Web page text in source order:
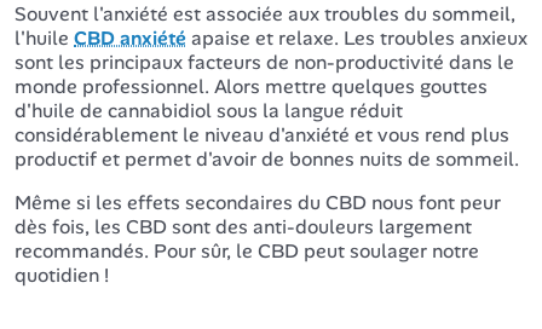
Souvent l'anxiété est associée aux troubles du sommeil,
l'huile CBD anxiétéapaise et relaxe. Les troubles anxieux
sont les principaux facteurs de non-productivité dans le
monde professionnel. Alors mettre quelques gouttes
d'huile de cannabidiol sous la langue réduit
considérablement le niveau d'anxiété et vous rend plus
productif et permet d'avoir de bonnes nuits de sommeil.
Même si les effets secondaires du CBD nous font peur
dès fois, les CBD sont des anti-douleurs largement
recommandés. Pour sûr, le CBD peut soulager notre
quotidien !